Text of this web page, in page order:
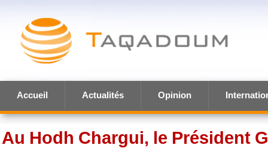
Accueil Actualités Opinion
Au Hodh Chargui, le Président